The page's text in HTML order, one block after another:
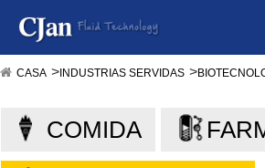
CASA INDUSTRIAS SERVIDAS
COMIDA